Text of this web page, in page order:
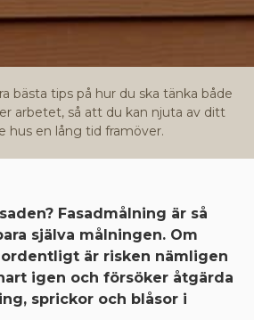
bästa tips på hur du ska tänka både
arbetet, så att du kan njuta av ditt
hus en lång tid framöver.
Fasadmålning är så
själva målningen. Om
är risken nämligen
igen och försöker åtgärda
sprickor och blåsor i